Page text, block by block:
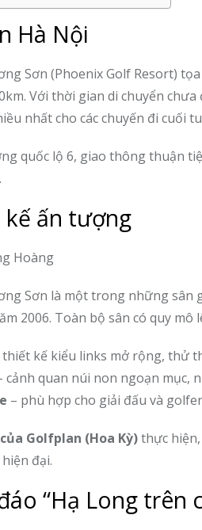
Hà Nội
Sơn (Phoenix Golf Resort)
Với thời gian di chuyển
nhất cho các chuyến đi cuối
quốc lộ 6, giao thông thuận
ấn tượng
Sơn là một trong những sân
2006. Toàn bộ sân có quy mô
thiết kế kiểu links mở rộng, thử
cảnh quan núi non ngoạn mục,
– phù hợp cho giải đấu và
Golfplan (Hoa Kỳ)thực
đại.
“Hạ Long trên